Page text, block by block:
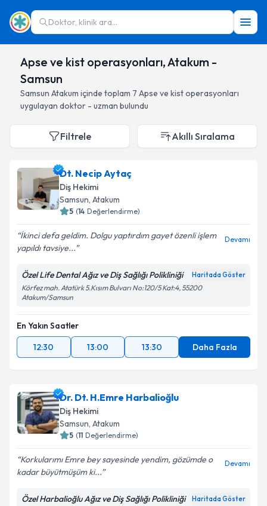
Doktor, klinik ara...
Apse ve kist operasyonları, Atakum -
Samsun
Samsun Atakum içinde toplam 7 Apse ve kist operasyonları
uygulayan doktor - uzman bulundu
Filtrele Akıllı Sıralama
Dt. Necip Aytaç
Diş Hekimi
Samsun, Atakum
5 (14 Değerlendirme)
İkinci defa geldim. Dolgu yaptırdım gayet özenli işlem
yapıldı tavsiye...
Devamı
Özel Life Dental Ağız ve Diş Sağlığı Polikliniği Haritada Göster
Körfez mah. Atatürk 5.Kısım Bulvarı No:120/5 Kat:4, 55200
Atakum/Samsun
En Yakın Saatler
12:30
13:00 13:30 Daha Fazla
Dr. Dt. H.Emre Harbalioğlu
Diş Hekimi
Samsun, Atakum
5 (11 Değerlendirme)
Korkularımı Emre bey sayesinde yendim, gözümde o
kadar büyütmüşüm ki...
Devamı
Özel Harbalioğlu Ağız ve Diş Sağlığı Polikliniği Haritada Göster